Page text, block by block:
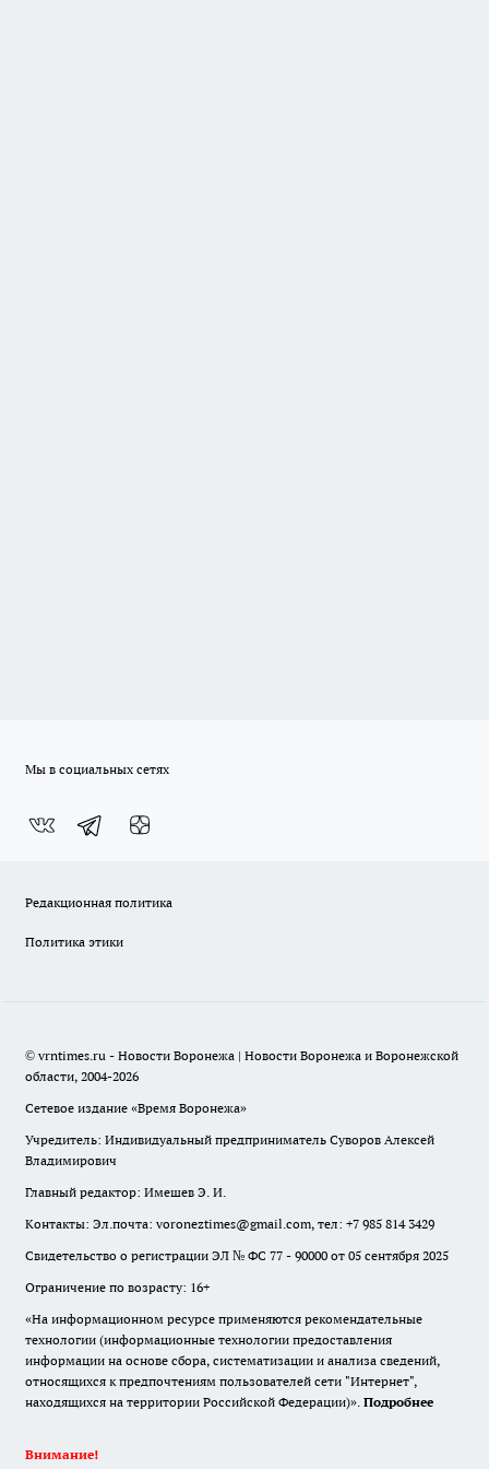
Мы в социальных сетях
Редакционная политика
Политика этики
© vrntimes.ru - Новости Воронежа | Новости Воронежа и Воронежской
области, 2004-2026
Сетевое издание «Время Воронежа»
Учредитель: Индивидуальный предприниматель Суворов Алексей
Владимирович
Главный редактор: Имешев Э. И.
Контакты: Эл.почта: voroneztimes@gmail.com, тел: +7 985 814 3429
Свидетельство о регистрации ЭЛ № ФС 77 - 90000 от 05 сентября 2025
Ограничение по возрасту: 16+
«На информационном ресурсе применяются рекомендательные
технологии (информационные технологии предоставления
информации на основе сбора, систематизации и анализа сведений,
относящихся к предпочтениям пользователей сети "Интернет",
находящихся на территории Российской Федерации)». Подробнее
Внимание!